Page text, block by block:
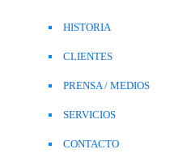
HISTORIA
CLIENTES
PRENSA / MEDIOS
SERVICIOS
CONTACTO